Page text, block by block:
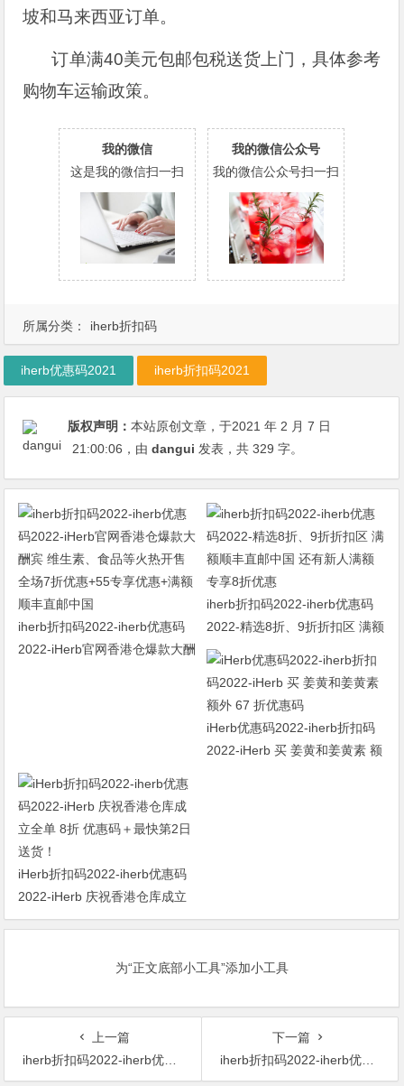
所属分类： iherb折扣码
坡和马来西亚订单。
订单满40美元包邮包税送货上门，具体参考
购物车运输政策。
我的微信
这是我的微信扫一扫
我的微信公众号
我的微信公众号扫一扫
iherb优惠码2021 iherb折扣码2021
版权声明：本站原创文章，于2021 年 2 月 7 日
21:00:06 ，由dangui 发表，共 329 字。
iherb折扣码2022-iherb优惠码
2022-iHerb官网香港仓爆款大酬
iherb折扣码2022-iherb优惠码
2022-精选8折、9折折扣区 满额
顺丰直邮中国 还有新人满额专
iHerb优惠码2022-iherb折扣码
2022-iHerb 买 姜黄和姜黄素 额
iHerb折扣码2022-iherb优惠码
2022-iHerb 庆祝香港仓库成立
全单 8折 优惠码＋最快第2日送
为“正文底部小工具”添加小工具
上一篇
iherb折扣码2022-iherb优惠码2022-iHerb官网春节现有全场满$60额外8.8折
下一篇
iherb折扣码2022-iherb优惠码2022-满享8.6折+最高返利18% 消费满$60立享8.6折